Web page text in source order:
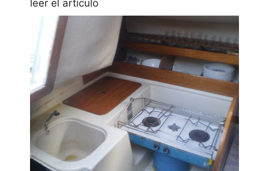
leer el artículo